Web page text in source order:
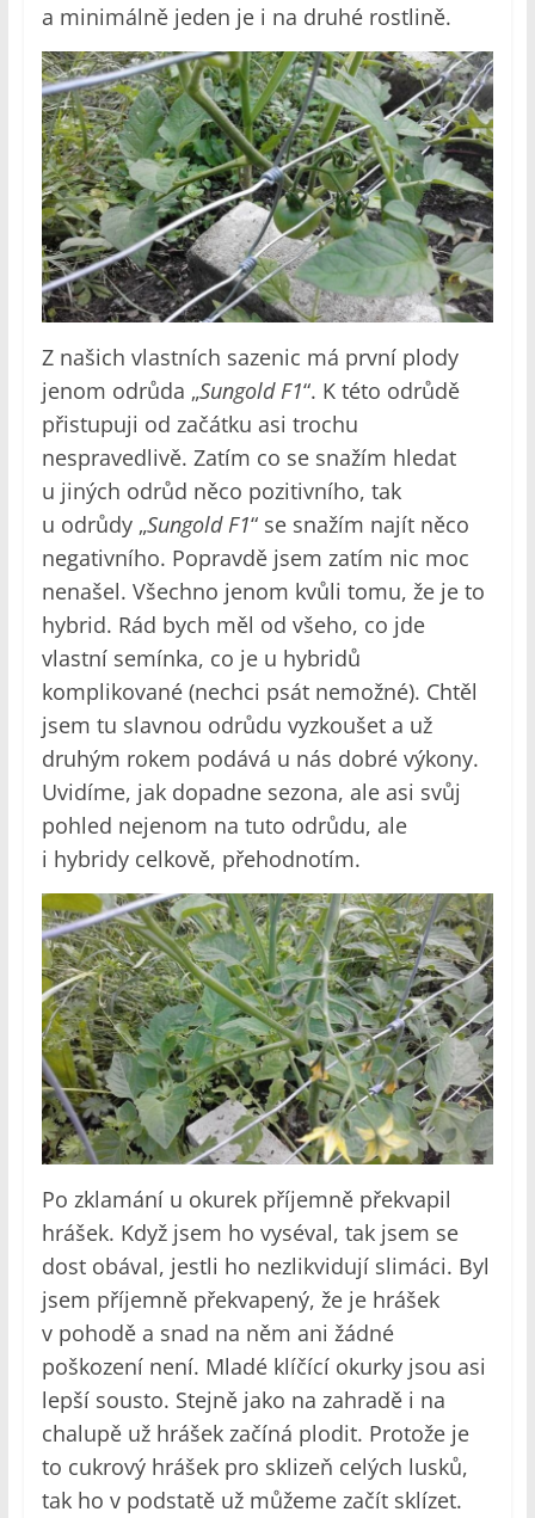
a minimálně jeden je i na druhé rostlině.
Z našich vlastních sazenic má první plody
jenom odrůda „Sungold F1“. K této odrůdě
přistupuji od začátku asi trochu
nespravedlivě. Zatím co se snažím hledat
u jiných odrůd něco pozitivního, tak
u odrůdy „Sungold F1“ se snažím najít něco
negativního. Popravdě jsem zatím nic moc
nenašel. Všechno jenom kvůli tomu, že je to
hybrid. Rád bych měl od všeho, co jde
vlastní semínka, co je u hybridů
komplikované (nechci psát nemožné). Chtěl
jsem tu slavnou odrůdu vyzkoušet a už
druhým rokem podává u nás dobré výkony.
Uvidíme, jak dopadne sezona, ale asi svůj
pohled nejenom na tuto odrůdu, ale
i hybridy celkově, přehodnotím.
Po zklamání u okurek příjemně překvapil
hrášek. Když jsem ho vyséval, tak jsem se
dost obával, jestli ho nezlikvidují slimáci. Byl
jsem příjemně překvapený, že je hrášek
v pohodě a snad na něm ani žádné
poškození není. Mladé klíčící okurky jsou asi
lepší sousto. Stejně jako na zahradě i na
chalupě už hrášek začíná plodit. Protože je
to cukrový hrášek pro sklizeň celých lusků,
tak ho v podstatě už můžeme začít sklízet.